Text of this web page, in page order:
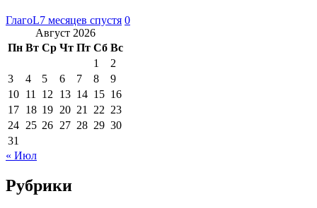
ГлагоL7 месяцев спустя 0
Август 2026
Пн Вт Ср Чт Пт Сб Вс
1
2
3
4 5 6 7 8
9
10 11 12 13 14 15 16
17 18 19 20 21 22 23
24 25 26 27 28 29 30
31
« Июл
Рубрики